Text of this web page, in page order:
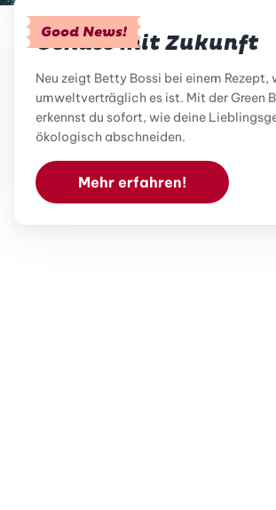
Good News!
Genuss mit Zukunft
Neu zeigt Betty Bossi bei einem Rezept,
umweltverträglich es ist. Mit der Green
erkennst du sofort, wie deine
ökologisch abschneiden.
Mehr erfahren!